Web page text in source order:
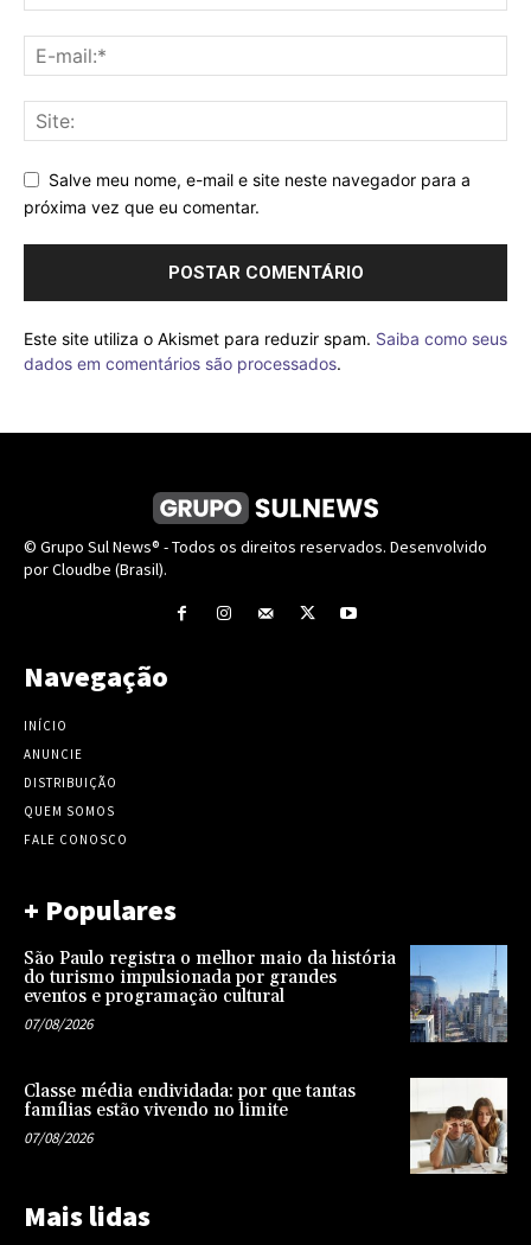
Salve meu nome, e-mail e site neste navegador para a
próxima vez que eu comentar.
Este site utiliza o Akismet para reduzir spam. Saiba como seus
dados em comentários são processados.
© Grupo Sul News® - Todos os direitos reservados. Desenvolvido
por Cloudbe (Brasil).
Navegação
INÍCIO
ANUNCIE
DISTRIBUIÇÃO
QUEM SOMOS
FALE CONOSCO
+ Populares
São Paulo registra o melhor maio da história
do turismo impulsionada por grandes
eventos e programação cultural
07/08/2026
Classe média endividada: por que tantas
famílias estão vivendo no limite
07/08/2026
Mais lidas